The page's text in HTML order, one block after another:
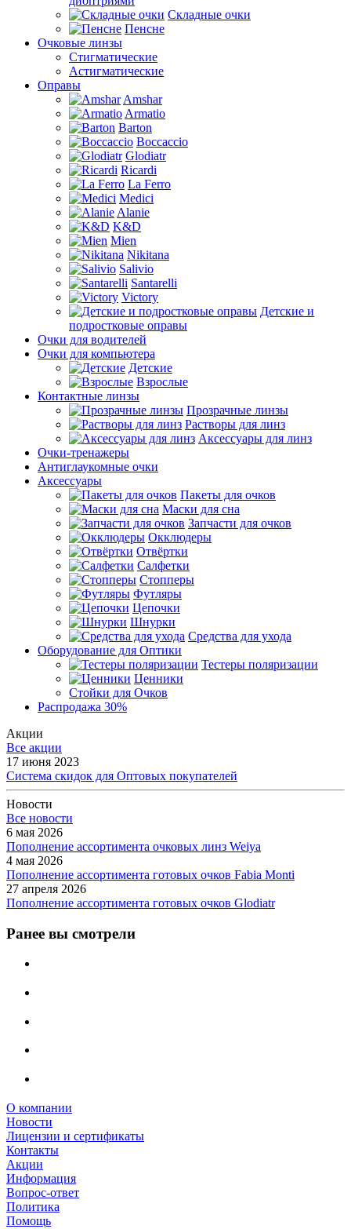
Складные очки
Пенсне
Очковые линзы
Стигматические
Астигматические
Оправы
Amshar
Armatio
Barton
Boccaccio
Glodiatr
Ricardi
La Ferro
Medici
Alanie
K&D
Mien
Nikitana
Salivio
Santarelli
Victory
Детские и
подростковые оправы
Очки для водителей
Очки для компьютера
Детские
Взрослые
Контактные линзы
Прозрачные линзы
Растворы для линз
Аксессуары для линз
Очки-тренажеры
Антиглаукомные очки
Аксессуары
Пакеты для очков
Маски для сна
Запчасти для очков
Окклюдеры
Отвёртки
Салфетки
Стопперы
Футляры
Цепочки
Шнурки
Средства для ухода
Оборудование для Оптики
Тестеры поляризации
Ценники
Стойки для Очков
Распродажа 30%
Акции
Все акции
17 июня 2023
Система скидок для Оптовых покупателей
Новости
Все новости
6 мая 2026
Пополнение ассортимента очковых линз Weiya
4 мая 2026
Пополнение ассортимента готовых очков Fabia Monti
27 апреля 2026
Пополнение ассортимента готовых очков Glodiatr
Ранее вы смотрели
О компании
Новости
Лицензии и сертификаты
Контакты
Акции
Информация
Вопрос-ответ
Политика
Помощь